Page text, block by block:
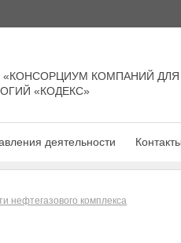
КОМПАНИЙ ДЛЯ
«КОДЕКС»
деятельности Контакты
нефтегазового комплекса